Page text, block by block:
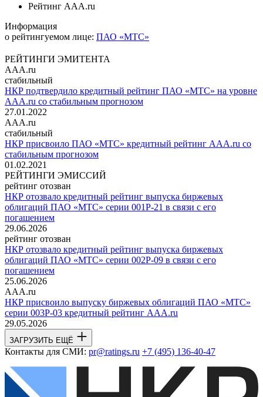
Рейтинг AAA.ru
Информация
о рейтингуемом лице: ПАО «МТС»
РЕЙТИНГИ ЭМИТЕНТА
AAA.ru
стабильный
НКР подтвердило кредитный рейтинг ПАО «МТС» на уровне
AAA.ru со стабильным прогнозом
27.01.2022
AAA.ru
стабильный
НКР присвоило ПАО «МТС» кредитный рейтинг AAA.ru со
стабильным прогнозом
01.02.2021
РЕЙТИНГИ ЭМИССИЙ
рейтинг отозван
НКР отозвало кредитный рейтинг выпуска биржевых
облигаций ПАО «МТС» серии 001Р-21 в связи с его
погашением
29.06.2026
рейтинг отозван
НКР отозвало кредитный рейтинг выпуска биржевых
облигаций ПАО «МТС» серии 002Р-09 в связи с его
погашением
25.06.2026
AAA.ru
НКР присвоило выпуску биржевых облигаций ПАО «МТС»
серии 003Р-03 кредитный рейтинг AAA.ru
29.05.2026
ЗАГРУЗИТЬ ЕЩЁ
Контакты для СМИ: pr@ratings.ru +7 (495) 136-40-47